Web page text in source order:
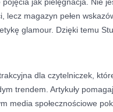
lecz magazyn pełen
glamour. Dzięki temu
dla czytelniczek,
trendem. Artykuły
media społecznościowe